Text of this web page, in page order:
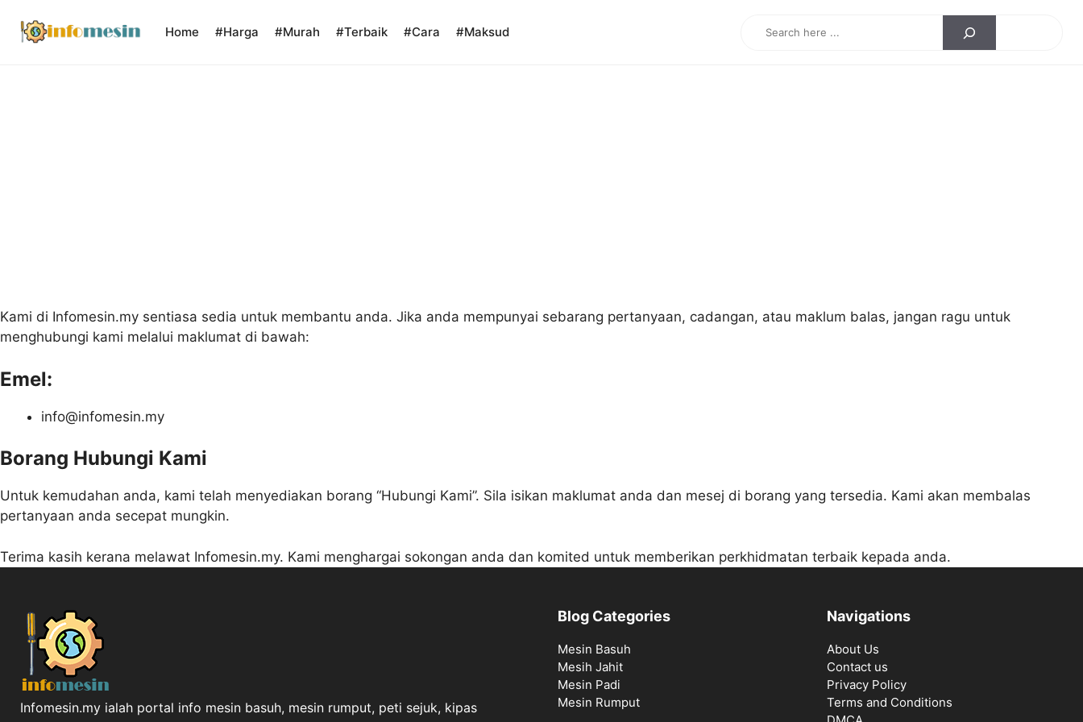
Home #Harga #Murah #Terbaik #Cara #Maksud
Kami di Infomesin.my sentiasa sedia untuk membantu anda. Jika anda mempunyai sebarang pertanyaan, cadangan, atau maklum balas, jangan ragu untuk
menghubungi kami melalui maklumat di bawah:
Emel:
info@infomesin.my
Borang Hubungi Kami
Untuk kemudahan anda, kami telah menyediakan borang “Hubungi Kami”. Sila isikan maklumat anda dan mesej di borang yang tersedia. Kami akan membalas
pertanyaan anda secepat mungkin.
Terima kasih kerana melawat Infomesin.my. Kami menghargai sokongan anda dan komited untuk memberikan perkhidmatan terbaik kepada anda.
Infomesin.my ialah portal info mesin basuh, mesin rumput, peti sejuk, kipas
Blog Categories
Mesin Basuh
Mesih Jahit
Mesin Padi
Mesin Rumput
Navigations
About Us
Contact us
Privacy Policy
Terms and Conditions